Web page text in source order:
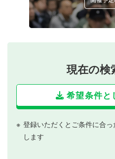
現在の検
希望条件と
登録いただくとご条件に合
します